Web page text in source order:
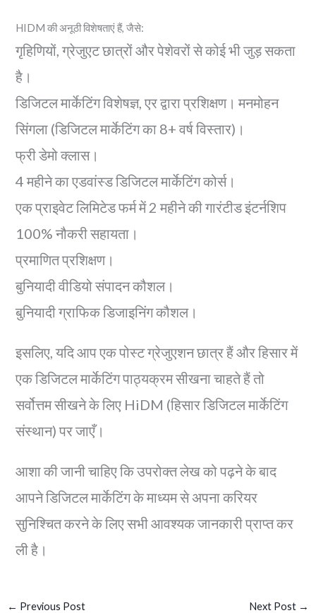
HIDM की अनूठी विशेषताएं हैं, जैसे:
गृहिणियों, ग्रेजुएट छात्रों और पेशेवरों से कोई भी जुड़ सकता
है।
डिजिटल मार्केटिंग विशेषज्ञ, एर द्वारा प्रशिक्षण। मनमोहन
सिंगला (डिजिटल मार्केटिंग का 8+ वर्ष विस्तार)।
फ्री डेमो क्लास।
4 महीने का एडवांस्ड डिजिटल मार्केटिंग कोर्स।
एक प्राइवेट लिमिटेड फर्म में 2 महीने की गारंटीड इंटर्नशिप
100% नौकरी सहायता।
प्रमाणित प्रशिक्षण।
बुनियादी वीडियो संपादन कौशल।
बुनियादी ग्राफिक डिजाइनिंग कौशल।
इसलिए, यदि आप एक पोस्ट ग्रेजुएशन छात्र हैं और हिसार में
एक डिजिटल मार्केटिंग पाठ्यक्रम सीखना चाहते हैं तो
सर्वोत्तम सीखने के लिए HiDM (हिसार डिजिटल मार्केटिंग
संस्थान) पर जाएँ।
आशा की जानी चाहिए कि उपरोक्त लेख को पढ़ने के बाद
आपने डिजिटल मार्केटिंग के माध्यम से अपना करियर
सुनिश्चित करने के लिए सभी आवश्यक जानकारी प्राप्त कर
ली है।
← Previous Post Next Post →